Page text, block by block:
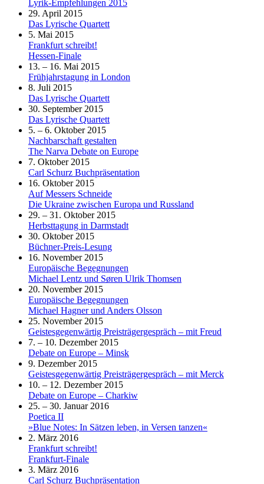
Lyrik-Empfehlungen 2015
29. April 2015
Das Lyrische Quartett
5. Mai 2015
Frankfurt schreibt!
Hessen-Finale
13. – 16. Mai 2015
Frühjahrstagung in London
8. Juli 2015
Das Lyrische Quartett
30. September 2015
Das Lyrische Quartett
5. – 6. Oktober 2015
Nachbarschaft gestalten
The Narva Debate on Europe
7. Oktober 2015
Carl Schurz Buchpräsentation
16. Oktober 2015
Auf Messers Schneide
Die Ukraine zwischen Europa und Russland
29. – 31. Oktober 2015
Herbsttagung in Darmstadt
30. Oktober 2015
Büchner-Preis-Lesung
16. November 2015
Europäische Begegnungen
Michael Lentz und Søren Ulrik Thomsen
20. November 2015
Europäische Begegnungen
Michael Hagner und Anders Olsson
25. November 2015
Geistesgegenwärtig Preisträgergespräch – mit Freud
7. – 10. Dezember 2015
Debate on Europe – Minsk
9. Dezember 2015
Geistesgegenwärtig Preisträgergespräch – mit Merck
10. – 12. Dezember 2015
Debate on Europe – Charkiw
25. – 30. Januar 2016
Poetica II
»Blue Notes: In Sätzen leben, in Versen tanzen«
2. März 2016
Frankfurt schreibt!
Frankfurt-Finale
3. März 2016
Carl Schurz Buchpräsentation